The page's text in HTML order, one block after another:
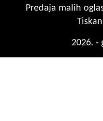
Predaja malih
2026. -